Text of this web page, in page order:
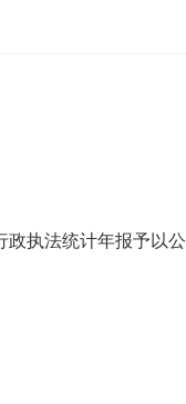
执法统计年报予以公